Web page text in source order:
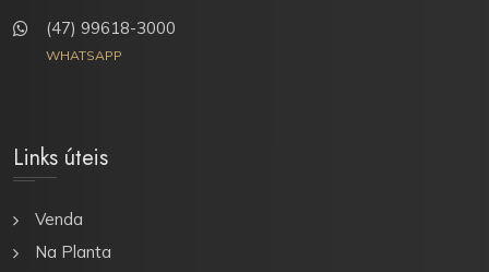
(47) 99618-3000
WHATSAPP
Links úteis
Venda
Na Planta